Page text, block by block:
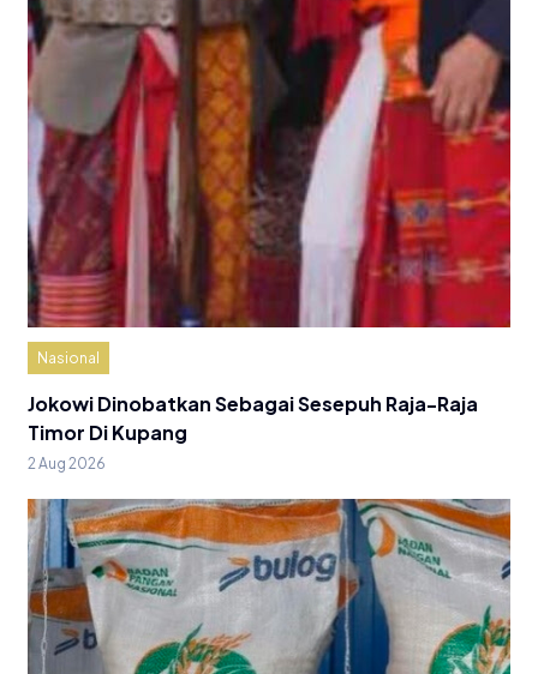
Nasional
Jokowi Dinobatkan Sebagai Sesepuh Raja-Raja
Timor Di Kupang
2 Aug 2026